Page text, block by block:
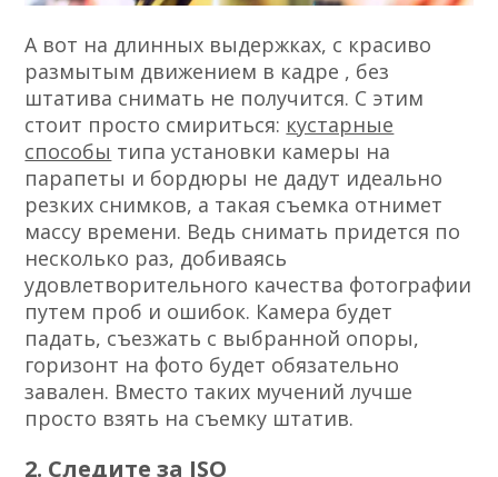
А вот на длинных выдержках, с красиво
размытым движением в кадре , без
штатива снимать не получится. С этим
стоит просто смириться: кустарные
способы типа установки камеры на
парапеты и бордюры не дадут идеально
резких снимков, а такая съемка отнимет
массу времени. Ведь снимать придется по
несколько раз, добиваясь
удовлетворительного качества фотографии
путем проб и ошибок. Камера будет
падать, съезжать с выбранной опоры,
горизонт на фото будет обязательно
завален. Вместо таких мучений лучше
просто взять на съемку штатив.
2. Следите за ISO